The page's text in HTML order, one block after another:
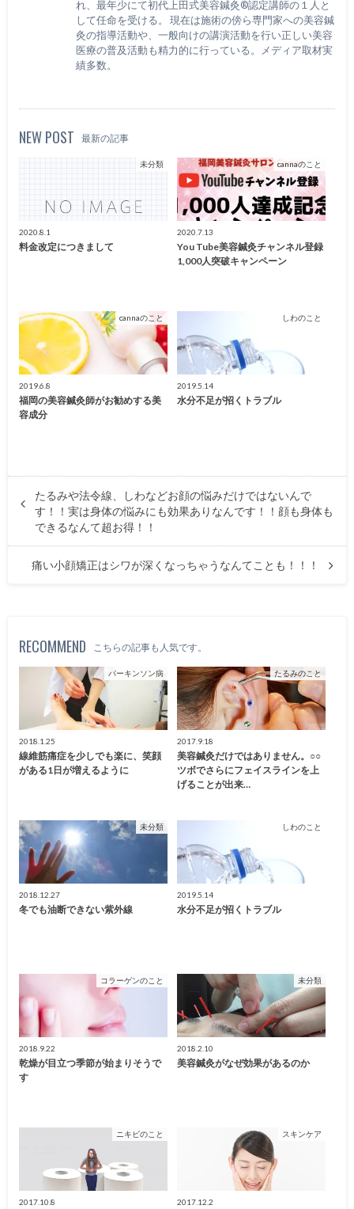
れ、最年少にて初代上田式美容鍼灸®認定講師の１人と
して任命を受ける。 現在は施術の傍ら専門家への美容鍼
灸の指導活動や、一般向けの講演活動を行い正しい美容
医療の普及活動も精力的に行っている。メディア取材実
績多数。
NEW POST 最新の記事
未分類
2020.8.1
料金改定につきまして
cannaのこと
2020.7.13
You Tube美容鍼灸チャンネル登録
1,000人突破キャンペーン
cannaのこと
2019.6.8
福岡の美容鍼灸師がお勧めする美
容成分
しわのこと
2019.5.14
水分不足が招くトラブル
たるみや法令線、しわなどお顔の悩みだけではないんで
す！！実は身体の悩みにも効果ありなんです！！顔も身体も
できるなんて超お得！！
痛い小顔矯正はシワが深くなっちゃうなんてことも！！！
RECOMMEND こちらの記事も人気です。
パーキンソン病
2018.1.25
線維筋痛症を少しでも楽に、笑顔
がある1日が増えるように
たるみのこと
2017.9.18
美容鍼灸だけではありません。○○
ツボでさらにフェイスラインを上
げることが出来…
未分類
2018.12.27
冬でも油断できない紫外線
しわのこと
2019.5.14
水分不足が招くトラブル
コラーゲンのこと
2018.9.22
乾燥が目立つ季節が始まりそうで
す
未分類
2018.2.10
美容鍼灸がなぜ効果があるのか
ニキビのこと
2017.10.8
スキンケア
2017.12.2